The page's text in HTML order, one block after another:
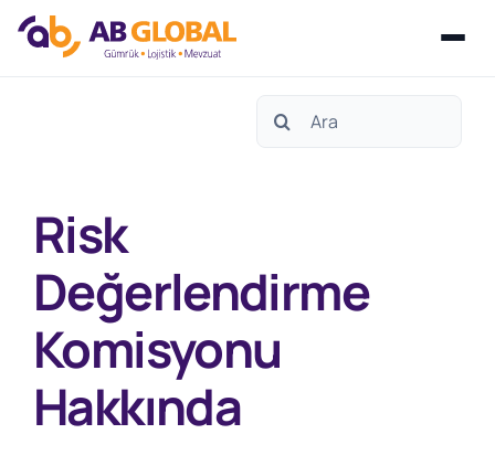
Search
Risk
Değerlendirme
Komisyonu
Hakkında